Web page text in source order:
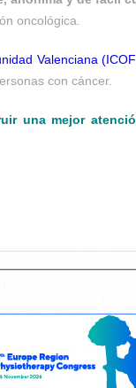
oncológica.
Valenciana
con cáncer.
una mejor
Cancelar